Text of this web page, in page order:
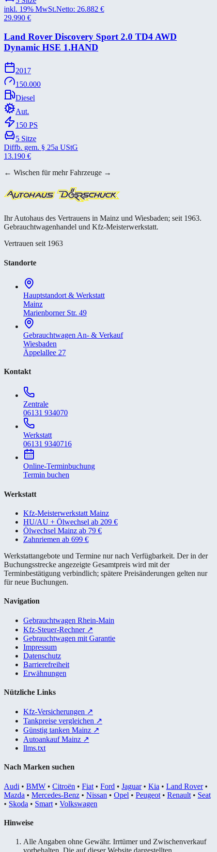
inkl. 19% MwSt.Netto: 26.882 €
29.990 €
Land Rover Discovery Sport 2.0 TD4 AWD
Dynamic HSE 1.HAND
2017
150.000
Diesel
Aut.
150 PS
5 Sitze
Diffb. gem. § 25a UStG
13.190 €
← Wischen für mehr Fahrzeuge →
Ihr Autohaus des Vertrauens in Mainz und Wiesbaden; seit 1963.
Gebrauchtwagenhandel und Kfz-Meisterwerkstatt.
Vertrauen seit 1963
Standorte
Hauptstandort & Werkstatt
Mainz
Marienborner Str. 49
Gebrauchtwagen An- & Verkauf
Wiesbaden
Äppelallee 27
Kontakt
Zentrale
06131 934070
Werkstatt
06131 9340716
Online-Terminbuchung
Termin buchen
Werkstatt
Kfz-Meisterwerkstatt Mainz
HU/AU + Ölwechsel ab 209 €
Ölwechsel Mainz ab 79 €
Zahnriemen ab 699 €
Werkstattangebote und Termine nur nach Verfügbarkeit. Der in der
Buchungsstrecke angezeigte Gesamtpreis wird mit der
Terminbestätigung verbindlich; spätere Preisänderungen gelten nur
für neue Buchungen.
Navigation
Gebrauchtwagen Rhein-Main
Kfz-Steuer-Rechner ↗
Gebrauchtwagen mit Garantie
Impressum
Datenschutz
Barrierefreiheit
Erwähnungen
Nützliche Links
Kfz-Versicherungen ↗
Tankpreise vergleichen ↗
Günstig tanken Mainz ↗
Autoankauf Mainz ↗
llms.txt
Nach Marken suchen
Audi • BMW • Citroën • Fiat • Ford • Jaguar• Kia • Land Rover•
Mazda • Mercedes-Benz • Nissan • Opel • Peugeot • Renault • Seat
• Skoda • Smart • Volkswagen
Hinweise
Alle Angaben ohne Gewähr. Irrtümer und Zwischenverkauf
vorbehalten. Die auf dieser Website dargestellten